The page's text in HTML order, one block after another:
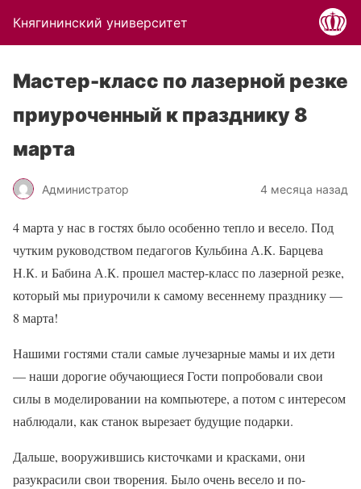
Княгининский университет
Мастер-класс по лазерной резке
приуроченный к празднику 8
марта
Администратор 4 месяца назад
4 марта у нас в гостях было особенно тепло и весело. Под
чутким руководством педагогов Кульбина А.К. Барцева
Н.К. и Бабина А.К. прошел мастер-класс по лазерной резке,
который мы приурочили к самому весеннему празднику —
8 марта!
Нашими гостями стали самые лучезарные мамы и их дети
— наши дорогие обучающиеся Гости попробовали свои
силы в моделировании на компьютере, а потом с интересом
наблюдали, как станок вырезает будущие подарки.
Дальше, вооружившись кисточками и красками, они
разукрасили свои творения. Было очень весело и по-